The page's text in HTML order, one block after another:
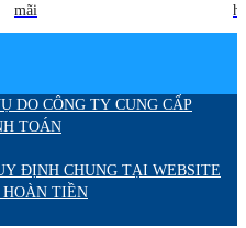
mãi
DO CÔNG TY CUNG CẤP
TOÁN
ĐỊNH CHUNG TẠI WEBSITE
TIỀN